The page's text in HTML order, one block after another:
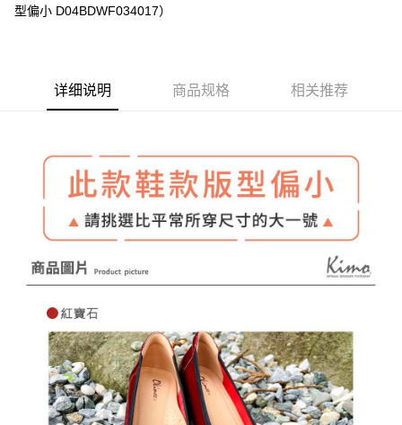
AFTEE先享后付
2. 進行簡訊驗證之後，即可完成結帳手續。
5. 收到商品當下無需繳費，確認無誤後，請再利用繳費通知簡訊或AFTEE
APP於四大便利商店‧ATM/網銀等方式進行付款。
請留意繳費期限為 14 天。唯有下載 AFTEE App 成為 AFTEE 會員者方能享
有最長 45 天內付款之服務。
繳費期限，為商家向您請款的時間，再加上使用AFTEE可延長的天數所計算
出。使用AFTEE下訂可以延長您收到商品前的繳費天數，但無法保證一定能
商品與否，仍需要請您在AFTEE規定的時間內完成繳費。
二、付款限制
1. 初次使用 AFTEE 時，將依認證結果及本公司審查結果，核予每個人不同
之上限額度
2. 結帳金額須大於NT$30
3. 目前僅支援台灣會員
货到付款
全家取貨付款
每笔NT$60，满NT$1,000(含以上)免运费
7-11取貨付款
宅配
每笔NT$90，满NT$1,000(含以上)免运费
貨到付款
每笔NT$60，满NT$1,000(含以上)免运费
國家/地區配送 查看运费
型偏小 D04BDWF034017）
详细说明 商品规格 相关推荐